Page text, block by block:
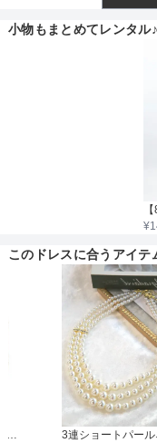
小物もまとめてレンタル
¥
このドレスに合うアイテ